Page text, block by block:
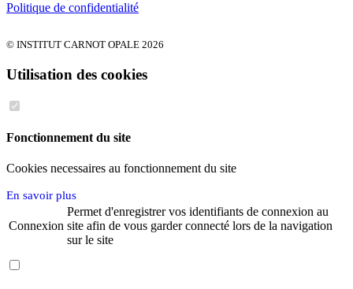
Politique de confidentialité
© INSTITUT CARNOT OPALE 2026
Utilisation des cookies
Fonctionnement du site
Cookies necessaires au fonctionnement du site
En savoir plus
Connexion
Permet d'enregistrer vos identifiants de connexion au
site afin de vous garder connecté lors de la navigation
sur le site